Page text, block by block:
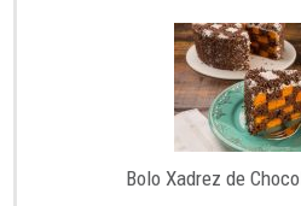
Bolo Xadrez de